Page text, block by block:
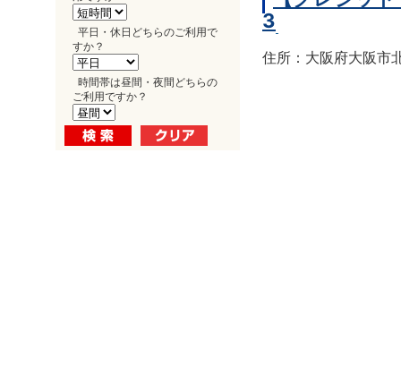
平日・休日どちらのご利用で
すか？
時間帯は昼間・夜間どちらの
ご利用ですか？
3
住所：大阪府大阪市